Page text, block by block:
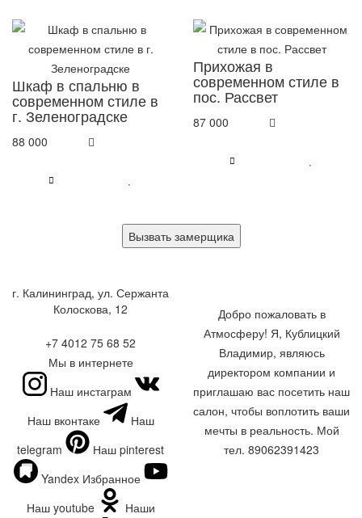
Шкаф в спальню в
современном стиле в
г. Зеленоградске
88 000
Прихожая в
современном стиле в
пос. Рассвет
87 000
Вызвать замерщика
г. Калининград, ул. Сержанта
Колоскова, 12
+7 4012 75 68 52
Мы в интернете
Наш инстаграм
Наш вконтаке
Наш
telegram
Наш pinterest
Yandex Избранное
Наш youtube
Наши
Добро пожаловать в
Атмосферу! Я, Кублицкий
Владимир, являюсь
директором компании и
приглашаю вас посетить наш
салон, чтобы воплотить ваши
мечты в реальность. Мой
тел. 89062391423